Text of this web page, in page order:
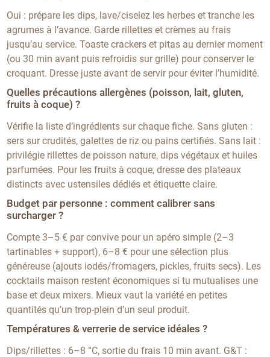
Oui : prépare les dips, lave/ciselez les herbes et tranche les
agrumes à l’avance. Garde rillettes et crèmes au frais
jusqu’au service. Toaste crackers et pitas au dernier moment
(ou 30 min avant puis refroidis sur grille) pour conserver le
croquant. Dresse juste avant de servir pour éviter l’humidité.
Quelles précautions allergènes (poisson, lait, gluten,
fruits à coque) ?
Vérifie la liste d’ingrédients sur chaque fiche. Sans gluten :
sers sur crudités, galettes de riz ou pains certifiés. Sans lait :
privilégie rillettes de poisson nature, dips végétaux et huiles
parfumées. Pour les fruits à coque, dresse des plateaux
distincts avec ustensiles dédiés et étiquette claire.
Budget par personne : comment calibrer sans
surcharger ?
Compte 3–5 € par convive pour un apéro simple (2–3
tartinables + support), 6–8 € pour une sélection plus
généreuse (ajouts iodés/fromagers, pickles, fruits secs). Les
cocktails maison restent économiques si tu mutualises une
base et deux mixers. Mieux vaut la variété en petites
quantités qu’un trop-plein d’un seul produit.
Températures & verrerie de service idéales ?
Dips/rillettes : 6–8 °C, sortie du frais 10 min avant. G&T :